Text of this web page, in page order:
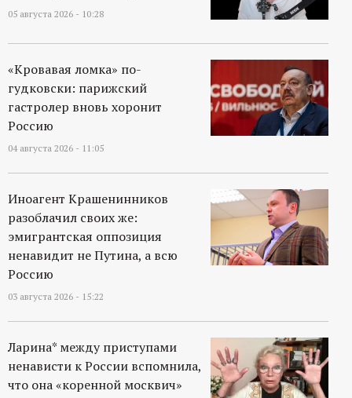
05 августа 2026 - 10:28
«Кровавая ломка» по-
гудковски: парижский
гастролер вновь хоронит
Россию
04 августа 2026 - 11:05
Иноагент Крашенинников
разоблачил своих же:
эмигрантская оппозиция
ненавидит не Путина, а всю
Россию
03 августа 2026 - 15:22
Ларина* между приступами
ненависти к России вспомнила,
что она «коренной москвич»